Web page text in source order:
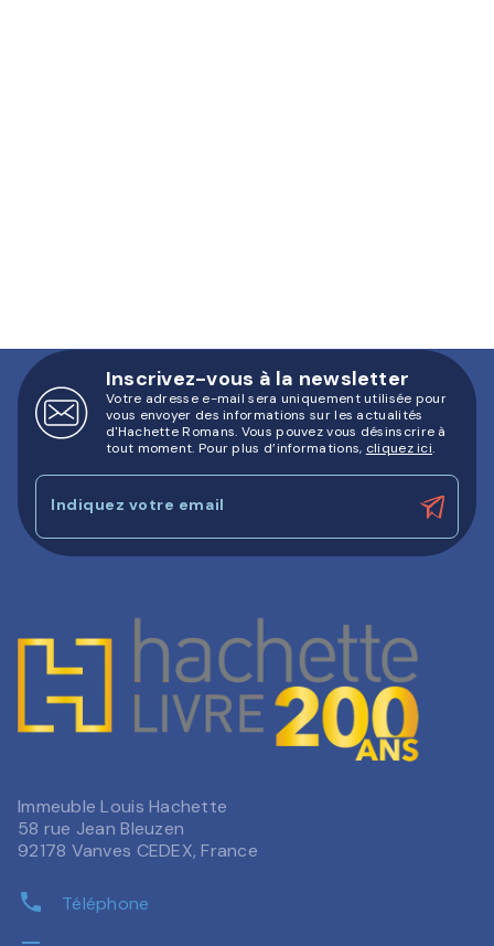
Inscrivez-vous à la newsletter
Votre adresse e-mail sera uniquement utilisée pour
vous envoyer des informations sur les actualités
d'Hachette Romans. Vous pouvez vous désinscrire à
tout moment. Pour plus d’informations, cliquez ici.
Indiquez votre email
Immeuble Louis Hachette
58 rue Jean Bleuzen
92178 Vanves CEDEX, France
phone Téléphone